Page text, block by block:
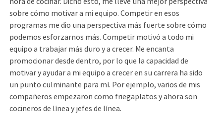
sobre cómo motivar a mi equipo. Competir en esos
programas me dio una perspectiva más fuerte sobre cómo
podemos esforzarnos más. Competir motivó a todo mi
equipo a trabajar más duro y a crecer. Me encanta
promocionar desde dentro, por lo que la capacidad de
motivar y ayudar a mi equipo a crecer en su carrera ha sido
un punto culminante para mí. Por ejemplo, varios de mis
compañeros empezaron como friegaplatos y ahora son
cocineros de línea y jefes de línea.